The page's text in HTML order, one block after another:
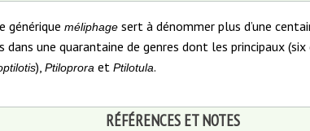
générique méliphage sert à dénommer plus d’une
une quarantaine de genres dont les principaux
), Ptiloprora et Ptilotula.
RÉFÉRENCES ET NOTES